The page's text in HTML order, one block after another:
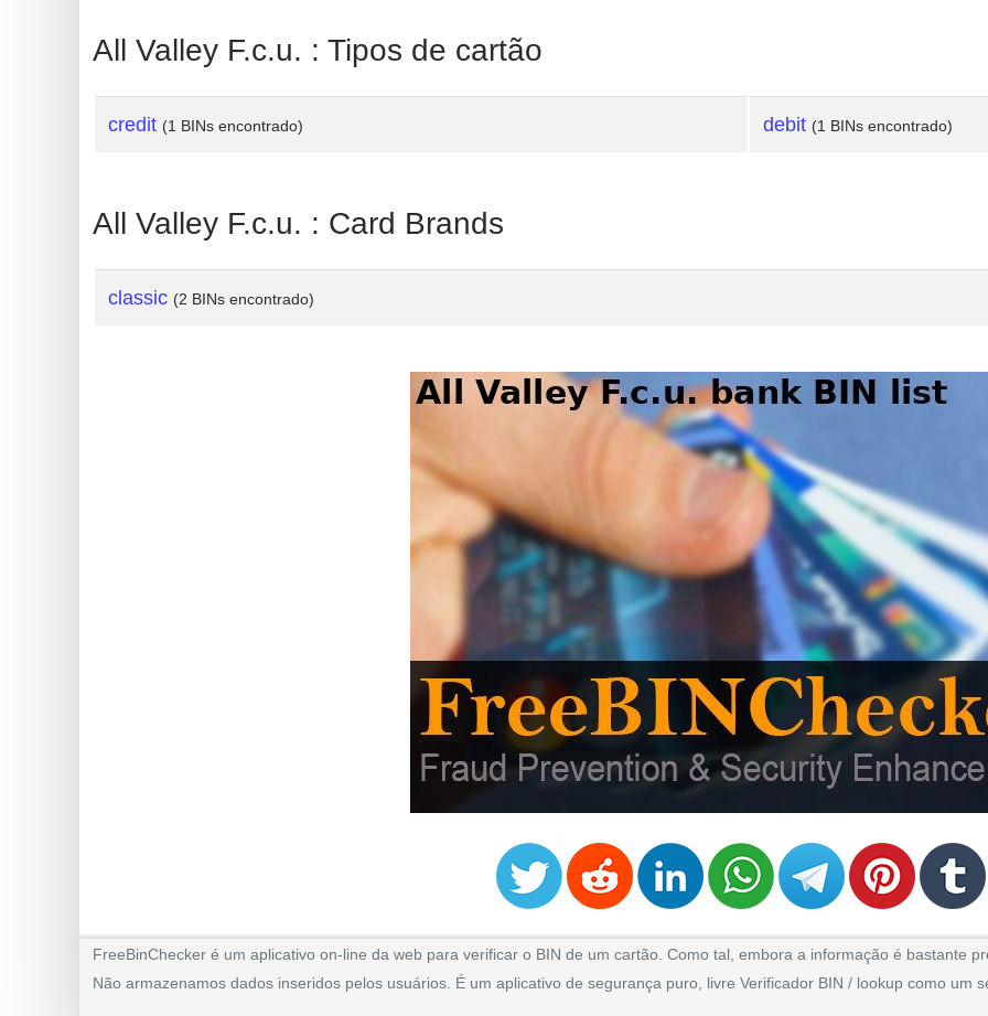
?
Lookup
IP
/
All Valley F.c.u. : Tipos de cartão
credit (1 BINs encontrado) debit (1 BINs encontrado)
All Valley F.c.u. : Card Brands
classic (2 BINs encontrado)
FreeBinChecker é um aplicativo on-line da web para verificar o BIN de um cartão. Como tal, embora a informação é bastante
Não armazenamos dados inseridos pelos usuários. É um aplicativo de segurança puro, livre Verificador BIN / lookup como um